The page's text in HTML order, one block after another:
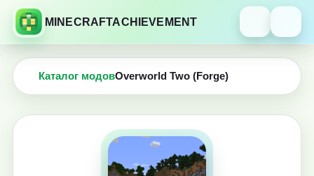
MINECRAFTACHIEVEMENT
Каталог модовOverworld Two (Forge)